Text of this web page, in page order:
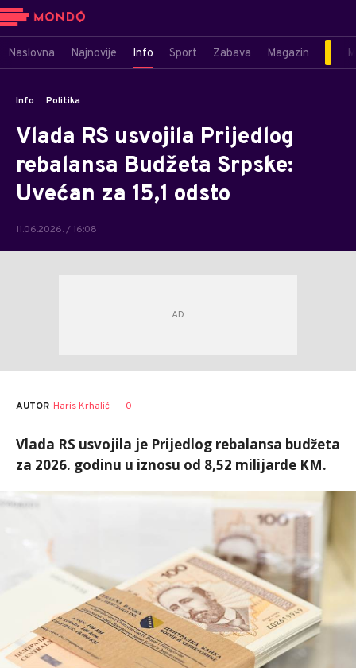
Naslovna Najnovije Info Sport Zabava Magazin
Info Politika
Vlada RS usvojila Prijedlog
rebalansa Budžeta Srpske:
Uvećan za 15,1 odsto
11.06.2026. / 16:08
AUTOR Haris Krhalić 0
Vlada RS usvojila je Prijedlog rebalansa budžeta
za 2026. godinu u iznosu od 8,52 milijarde KM.